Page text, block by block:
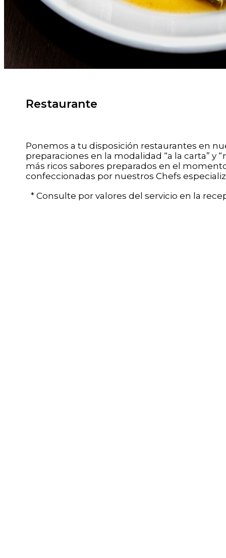
Restaurante
Ponemos a tu disposición restaurantes en
preparaciones en la modalidad “a la carta” y
más ricos sabores preparados en el
confeccionadas por nuestros Chefs
* Consulte por valores del servicio en la